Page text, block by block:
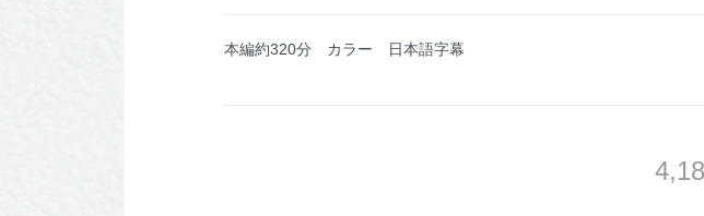
本編約320分 カラー 日本語字幕